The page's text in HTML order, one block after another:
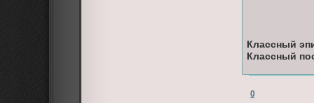
Классный
Классный
0